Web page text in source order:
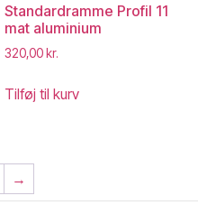
Standardramme Profil 11
mat aluminium
320,00 kr.
Tilføj til kurv
→